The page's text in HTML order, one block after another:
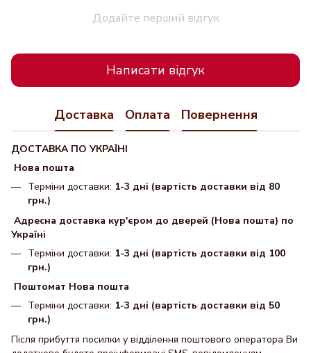
Додайте перший відгук
Написати відгук
Доставка Оплата Повернення
ДОСТАВКА ПО УКРАЇНІ
Нова пошта
Терміни доставки: 1-3 дні (вартість доставки від 80
грн.)
Адресна доставка кур'єром до дверей (Нова пошта) по
Україні
Терміни доставки: 1-3 дні (вартість доставки від 100
грн.)
Поштомат Нова пошта
Терміни доставки: 1-3 дні (вартість доставки від 50
грн.)
Після прибуття посилки у відділення поштового оператора Ви